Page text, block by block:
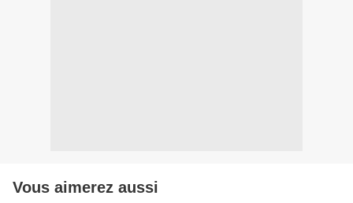
Vous aimerez aussi